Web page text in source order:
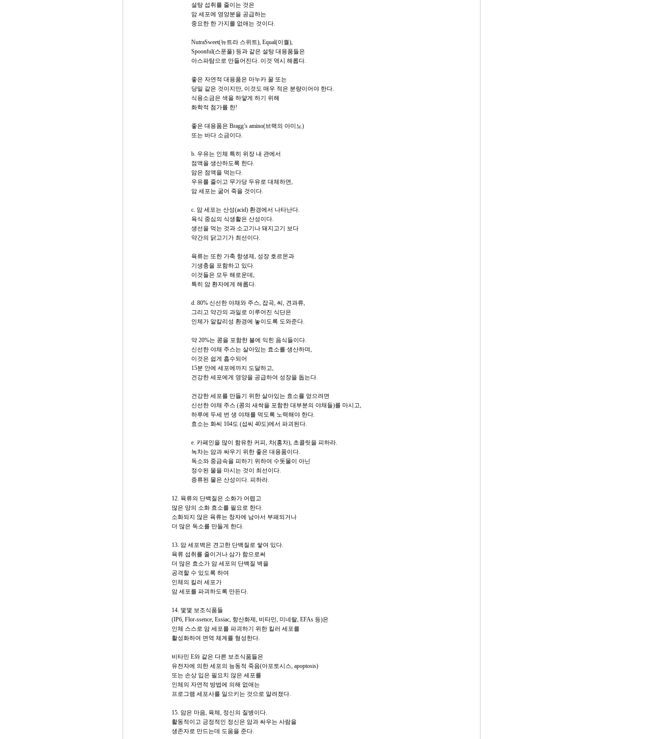
설탕 섭취를 줄이는 것은
암 세포에 영양분을 공급하는
중요한 한 가지를 없애는 것이다.
NutraSweet(뉴트라 스위트), Equal(이퀄),
Spoonful(스푼풀) 등과 같은 설탕 대용품들은
아스파탐으로 만들어진다. 이것 역시 해롭다.
좋은 자연적 대용품은 마누카 꿀 또는
당밀 같은 것이지만, 이것도 매우 적은 분량이어야 한다.
식용소금은 색을 하얗게 하기 위해
화학적 첨가를 한!
좋은 대용품은 Bragg’s amino(브랙의 아미노)
또는 바다 소금이다.
b. 우유는 인체 특히 위장 내 관에서
점액을 생산하도록 한다.
암은 점액을 먹는다.
우유를 줄이고 무가당 두유로 대체하면,
암 세포는 굶어 죽을 것이다.
c. 암 세포는 산성(acid) 환경에서 나타난다.
육식 중심의 식생활은 산성이다.
생선을 먹는 것과 소고기나 돼지고기 보다
약간의 닭고기가 최선이다.
육류는 또한 가축 항생제, 성장 호르몬과
기생충을 포함하고 있다.
이것들은 모두 해로운데,
특히 암 환자에게 해롭다.
d. 80% 신선한 야채와 주스, 잡곡, 씨, 견과류,
그리고 약간의 과일로 이루어진 식단은
인체가 알칼리성 환경에 놓이도록 도와준다.
약 20%는 콩을 포함한 불에 익힌 음식들이다.
신선한 야채 주스는 살아있는 효소를 생산하며,
이것은 쉽게 흡수되어
15분 안에 세포에까지 도달하고,
건강한 세포에게 영양을 공급하여 성장을 돕는다.
건강한 세포를 만들기 위한 살아있는 효소를 얻으려면
신선한 야채 주스 (콩의 새싹을 포함한 대부분의 야채들)를 마시고,
하루에 두세 번 생 야채를 먹도록 노력해야 한다.
효소는 화씨 104도 (섭씨 40도)에서 파괴된다.
e. 카페인을 많이 함유한 커피, 차(홍차), 초콜릿을 피하라.
녹차는 암과 싸우기 위한 좋은 대용품이다.
독소와 중금속을 피하기 위하여 수돗물이 아닌
정수된 물을 마시는 것이 최선이다.
증류된 물은 산성이다. 피하라.
12. 육류의 단백질은 소화가 어렵고
많은 양의 소화 효소를 필요로 한다.
소화되지 않은 육류는 창자에 남아서 부패되거나
더 많은 독소를 만들게 한다.
13. 암 세포벽은 견고한 단백질로 쌓여 있다.
육류 섭취를 줄이거나 삼가 함으로써
더 많은 효소가 암 세포의 단백질 벽을
공격할 수 있도록 하여
인체의 킬러 세포가
암 세포를 파괴하도록 만든다.
14. 몇몇 보조식품들
(IP6, Flor-ssence, Essiac, 항산화제, 비타민, 미네랄, EFAs 등)은
인체 스스로 암 세포를 파괴하기 위한 킬러 세포를
활성화하여 면역 체계를 형성한다.
비타민 E와 같은 다른 보조식품들은
유전자에 의한 세포의 능동적 죽음(아포토시스, apoptosis)
또는 손상 입은 필요치 않은 세포를
인체의 자연적 방법에 의해 없애는
프로그램 세포사를 일으키는 것으로 알려졌다.
15. 암은 마음, 육체, 정신의 질병이다.
활동적이고 긍정적인 정신은 암과 싸우는 사람을
생존자로 만드는데 도움을 준다.